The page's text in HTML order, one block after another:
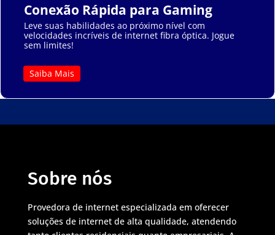
Conexão Rápida para Gaming
Leve suas habilidades ao próximo nível com
velocidades incríveis de internet fibra óptica. Jogue
sem limites!
Saiba Mais
Sobre nós
Provedora de internet especializada em oferecer
soluções de internet de alta qualidade, atendendo